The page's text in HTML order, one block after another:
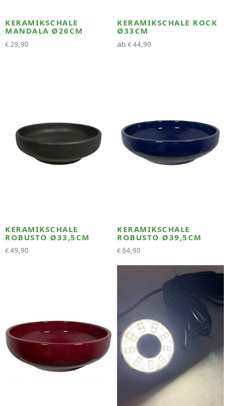
KERAMIKSCHALE
MANDALA Ø26CM
€29,90
KERAMIKSCHALE ROCK
Ø33CM
ab €44,90
KERAMIKSCHALE
ROBUSTO Ø33,5CM
€49,90
KERAMIKSCHALE
ROBUSTO Ø39,5CM
€64,90